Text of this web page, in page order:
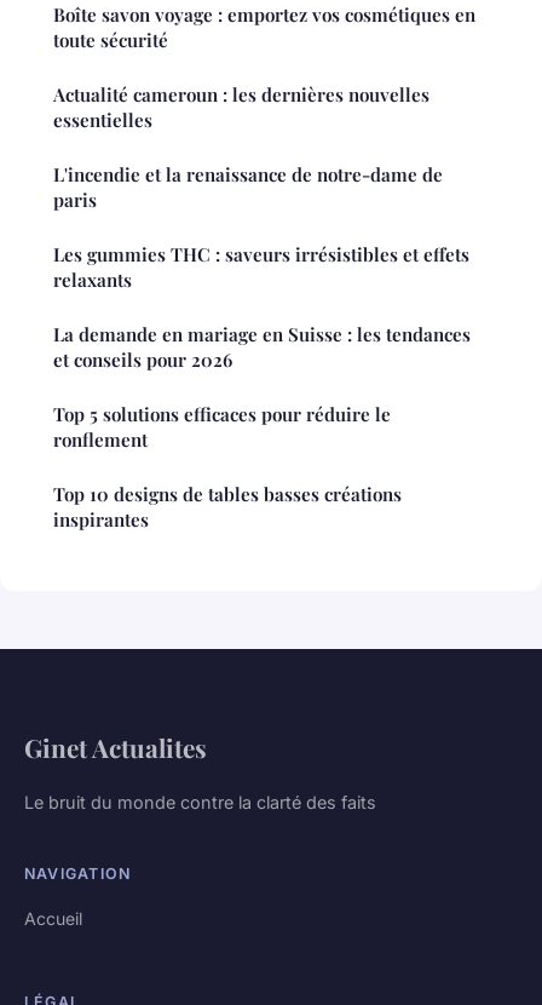
Boîte savon voyage : emportez vos cosmétiques en
toute sécurité
Actualité cameroun : les dernières nouvelles
essentielles
L'incendie et la renaissance de notre-dame de
paris
Les gummies THC : saveurs irrésistibles et effets
relaxants
La demande en mariage en Suisse : les tendances
et conseils pour 2026
Top 5 solutions efficaces pour réduire le
ronflement
Top 10 designs de tables basses créations
inspirantes
Ginet Actualites
Le bruit du monde contre la clarté des faits
NAVIGATION
Accueil